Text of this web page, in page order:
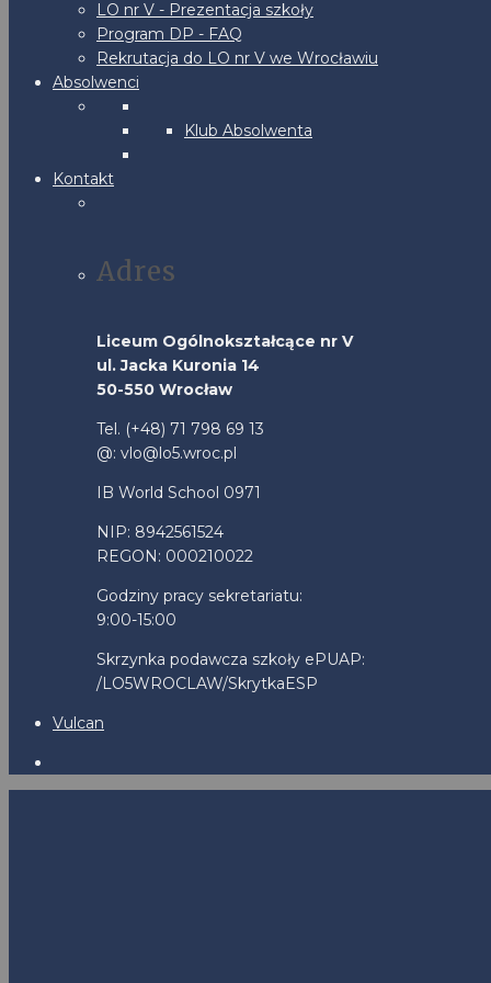
LO nr V - Prezentacja szkoły
Program DP - FAQ
Rekrutacja do LO nr V we Wrocławiu
Absolwenci
Klub Absolwenta
Kontakt
Adres
Liceum Ogólnokształcące nr V
ul. Jacka Kuronia 14
50-550 Wrocław
Tel. (+48) 71 798 69 13
@: vlo@lo5.wroc.pl
IB World School 0971
NIP: 8942561524
REGON: 000210022
Godziny pracy sekretariatu:
9:00-15:00
Skrzynka podawcza szkoły ePUAP:
/LO5WROCLAW/SkrytkaESP
Vulcan